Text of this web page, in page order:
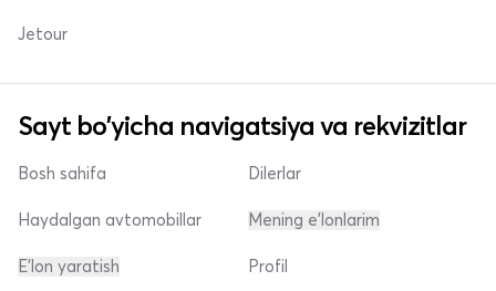
Jetour
Sayt bo'yicha navigatsiya va rekvizitlar
Bosh sahifa
Haydalgan avtomobillar
E'lon yaratish
Dilerlar
Mening e'lonlarim
Profil